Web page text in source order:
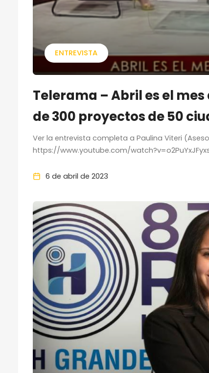
ENTREVISTA
Telerama – Abril es el
de 300 proyectos de 50
Ver la entrevista completa a Paulina Viteri
https://www.youtube.com/
6 de abril de 2023